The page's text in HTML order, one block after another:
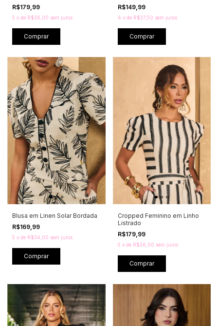
R$179,99
5 x de R$36,00 sem juros
Comprar
R$149,99
4 x de R$37,50 sem juros
Comprar
Blusa em Linen Solar Bordada
R$169,99
5 x de R$34,00 sem juros
Comprar
Cropped Feminino em Linho
Listrado
R$179,99
5 x de R$36,00 sem juros
Comprar